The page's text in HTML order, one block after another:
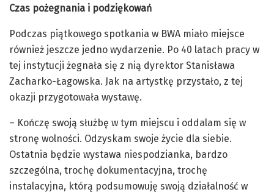
Czas pożegnania i podziękowań
Podczas piątkowego spotkania w BWA miało miejsce
również jeszcze jedno wydarzenie. Po 40 latach pracy w
tej instytucji żegnała się z nią dyrektor Stanisława
Zacharko-Łagowska. Jak na artystkę przystało, z tej
okazji przygotowała wystawę.
– Kończę swoją służbę w tym miejscu i oddalam się w
stronę wolności. Odzyskam swoje życie dla siebie.
Ostatnia będzie wystawa niespodzianka, bardzo
szczególna, trochę dokumentacyjna, trochę
instalacyjna, którą podsumowuję swoją działalność w